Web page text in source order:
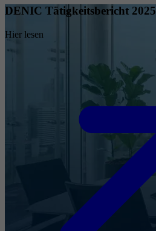
DENIC Tätigkeitsbericht 2025
Hier lesen